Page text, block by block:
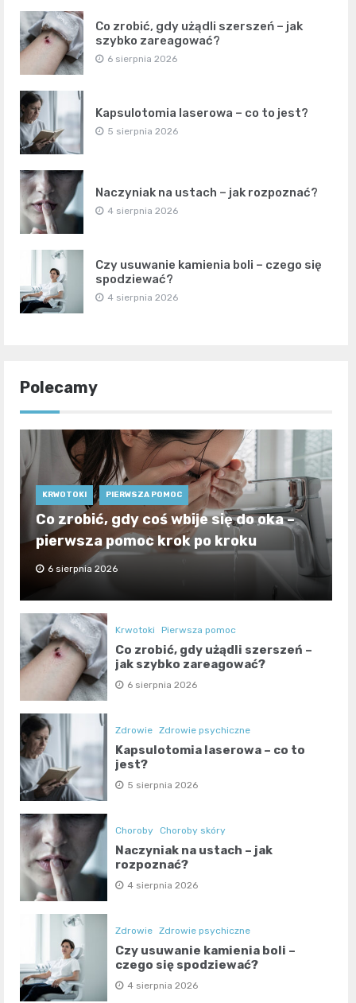
Co zrobić, gdy użądli szerszeń – jak
szybko zareagować?
6 sierpnia 2026
Kapsulotomia laserowa – co to jest?
5 sierpnia 2026
Naczyniak na ustach – jak rozpoznać?
4 sierpnia 2026
Czy usuwanie kamienia boli – czego się
spodziewać?
4 sierpnia 2026
Polecamy
KRWOTOKI PIERWSZA POMOC
Co zrobić, gdy coś wbije się do oka –
pierwsza pomoc krok po kroku
6 sierpnia 2026
Krwotoki Pierwsza pomoc
Co zrobić, gdy użądli szerszeń –
jak szybko zareagować?
6 sierpnia 2026
Zdrowie Zdrowie psychiczne
Kapsulotomia laserowa – co to
jest?
5 sierpnia 2026
Choroby Choroby skóry
Naczyniak na ustach – jak
rozpoznać?
4 sierpnia 2026
Zdrowie Zdrowie psychiczne
Czy usuwanie kamienia boli –
czego się spodziewać?
4 sierpnia 2026